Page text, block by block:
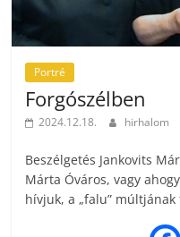
Portré
Forgószélben
2024.12.18. hirhalom
Beszélgetés Jankovits
Márta Óváros, vagy
hívjuk, a „falu” múltjának